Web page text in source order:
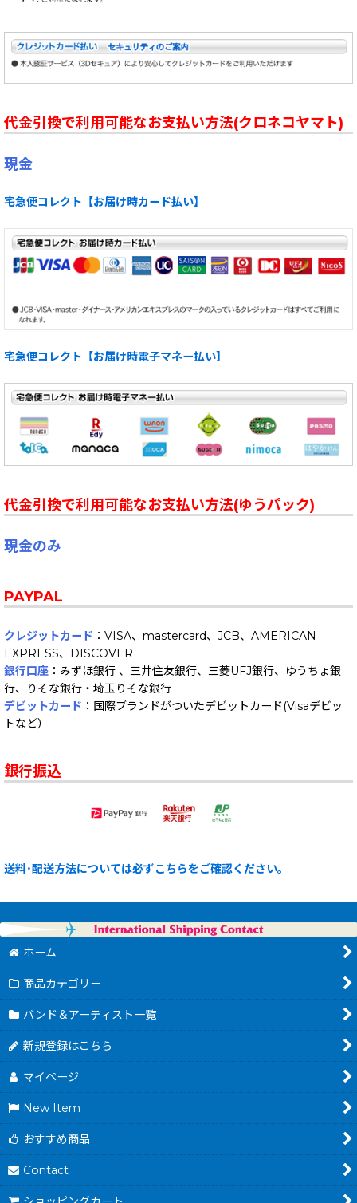
代金引換で利用可能なお支払い方法(クロネコヤマト)
現金
宅急便コレクト【お届け時カード払い】
宅急便コレクト【お届け時電子マネー払い】
代金引換で利用可能なお支払い方法(ゆうパック)
現金のみ
PAYPAL
クレジットカード ：VISA、mastercard、JCB、AMERICAN
EXPRESS、DISCOVER
銀行口座 ：みずほ銀行 、三井住友銀行、三菱UFJ銀行、ゆうちょ銀
行、りそな銀行・埼玉りそな銀行
デビットカード ：国際ブランドがついたデビットカード(Visaデビッ
トなど）
銀行振込
送料･配送方法については必ずこちらをご確認ください。
ホーム
商品カテゴリー
バンド＆アーティスト一覧
新規登録はこちら
マイページ
New Item
おすすめ商品
Contact